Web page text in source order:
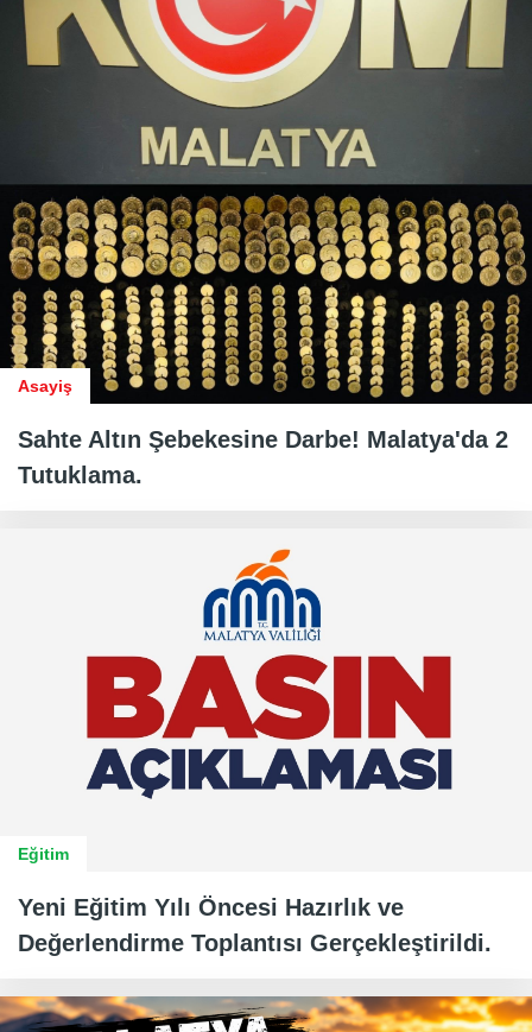
Asayiş
Sahte Altın Şebekesine Darbe! Malatya'da 2
Tutuklama.
Eğitim
Yeni Eğitim Yılı Öncesi Hazırlık ve
Değerlendirme Toplantısı Gerçekleştirildi.